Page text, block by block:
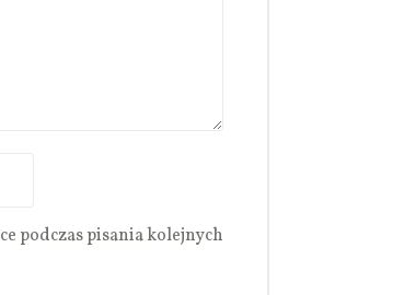
podczas pisania kolejnych